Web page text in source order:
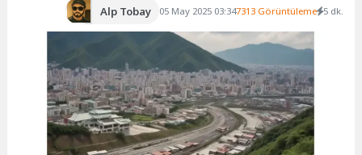
Alp Tobay 05 May 2025 03:347313 Görüntüleme 5 dk.